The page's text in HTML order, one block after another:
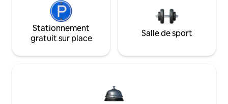
Stationnement
gratuit sur place
Salle de sport